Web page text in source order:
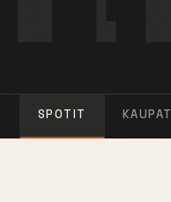
SPOTIT KAUPAT